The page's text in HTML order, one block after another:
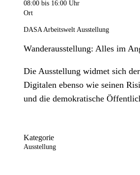
08:00 bis 16:00 Uhr
Ort
DASA Arbeitswelt Ausstellung
Wanderausstellung: Alles im
Die Ausstellung widmet sich
Digitalen ebenso wie seinen
und die demokratische
Kategorie
Ausstellung